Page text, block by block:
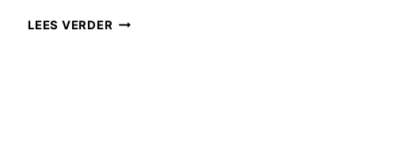
LEES VERDER FLUENTCRM